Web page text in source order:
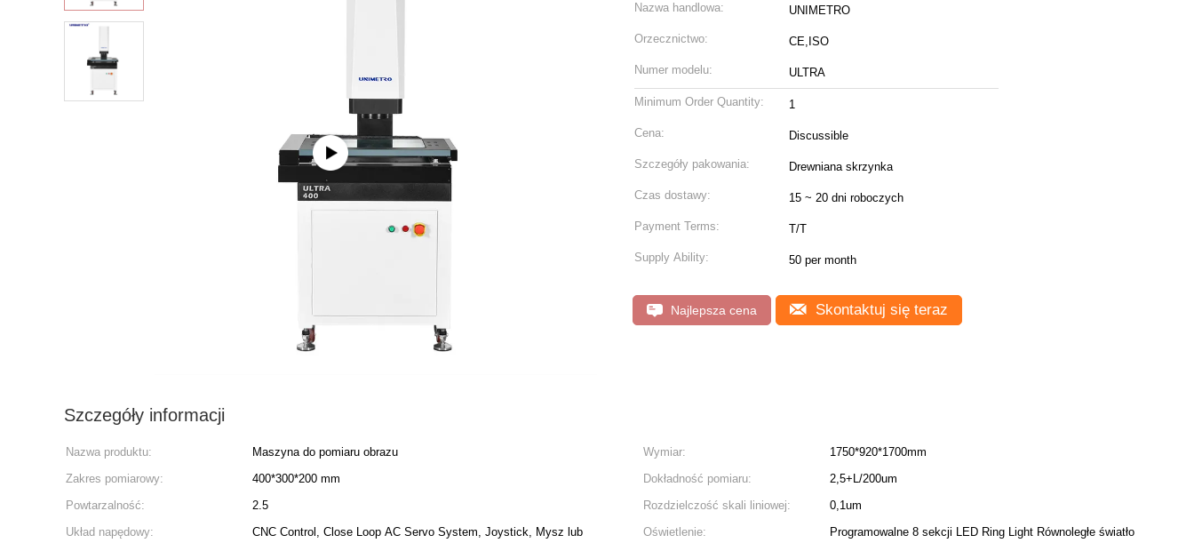
Nazwa handlowa: UNIMETRO
Orzecznictwo: CE,ISO
Numer modelu: ULTRA
Minimum Order Quantity: 1
Cena: Discussible
Szczegóły pakowania: Drewniana skrzynka
Czas dostawy: 15 ~ 20 dni roboczych
Payment Terms: T/T
Supply Ability: 50 per month
Najlepsza cena Skontaktuj się teraz
Szczegóły informacji
Nazwa produktu: Maszyna do pomiaru obrazu Wymiar:
1750*920*1700mm
Zakres pomiarowy:
400*300*200 mm Dokładność pomiaru:
2,5+L/200um
Powtarzalność:
2.5 Rozdzielczość skali liniowej:
0,1um
Układ napędowy:
CNC Control, Close Loop AC Servo System, Joystick, Mysz lub
Oświetlenie:
Programowalne 8 sekcji LED Ring Light Równoległe światło